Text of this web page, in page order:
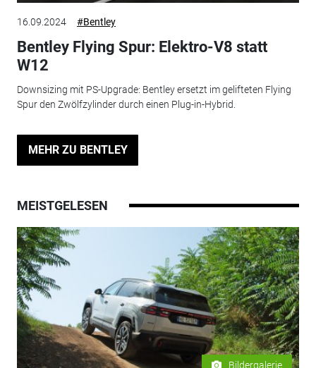
16.09.2024 #Bentley
Bentley Flying Spur: Elektro-V8 statt
W12
Downsizing mit PS-Upgrade: Bentley ersetzt im gelifteten Flying
Spur den Zwölfzylinder durch einen Plug-in-Hybrid.
MEHR ZU BENTLEY
MEISTGELESEN
Bildergalerie